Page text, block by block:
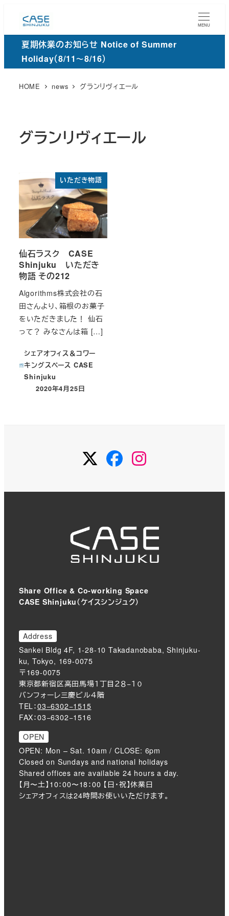
ン
MENU
夏期休業のお知らせ Notice of Summer
Holiday（8/11～8/16）
HOME news グランリヴィエール
グランリヴィエール
いただき物語
仙石ラスク CASE
Shinjuku いただき
物語 その212
Algorithms株式会社の石
田さんより、箱根のお菓子
をいただきました！ 仙石
って？ みなさんは箱 […]
シェアオフィス＆コワー
キングスペース CASE
Shinjuku
投稿日
2020年4月25日
TwitterFacebook
Share Office & Co-working Space
CASE Shinjuku（ケイスシンジュク）
Address
Sankei Bldg 4F, 1-28-10 Takadanobaba, Shinjuku-
ku, Tokyo, 169-0075
〒169-0075
東京都新宿区高田馬場１丁目２８−１０
バンフォーレ三慶ビル４階
TEL：03−6302−1515
FAX：03−6302−1516
OPEN
OPEN: Mon – Sat. 10am / CLOSE: 6pm
Closed on Sundays and national holidays
Shared offices are available 24 hours a day.
【月〜土】10：00〜18：00 【日・祝】休業日
シェアオフィスは24時間お使いいただけます。